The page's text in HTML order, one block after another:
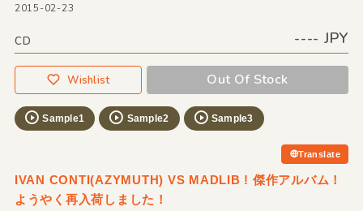
2015-02-23
CD ---- JPY
Wishlist Out Of Stock
Sample1 Sample2 Sample3
Translate
IVAN CONTI(AZYMUTH) VS MADLIB ! 傑作アルバム！
ようやく再入荷しました！